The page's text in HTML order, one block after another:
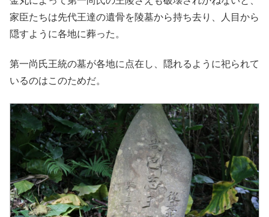
家臣たちは先代王達の遺骨を陵墓から持ち去り、人目から
隠すように各地に葬った。
第一尚氏王統の墓が各地に点在し、隠れるように祀られて
いるのはこのためだ。